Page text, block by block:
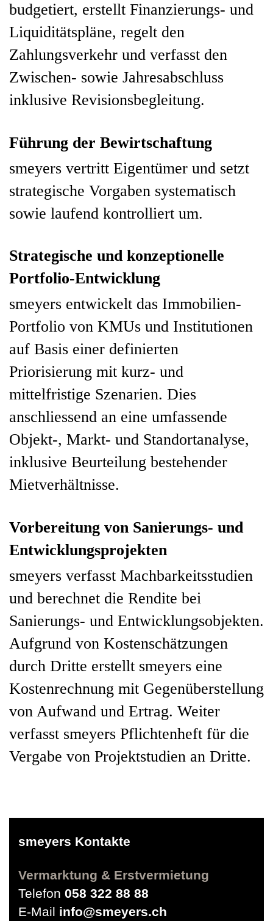
budgetiert, erstellt Finanzierungs- und
Liquiditätspläne, regelt den
Zahlungsverkehr und verfasst den
Zwischen- sowie Jahresabschluss
inklusive Revisionsbegleitung.
Führung der Bewirtschaftung
smeyers vertritt Eigentümer und setzt
strategische Vorgaben systematisch
sowie laufend kontrolliert um.
Strategische und konzeptionelle
Portfolio-Entwicklung
smeyers entwickelt das Immobilien-
Portfolio von KMUs und Institutionen
auf Basis einer definierten
Priorisierung mit kurz- und
mittelfristige Szenarien. Dies
anschliessend an eine umfassende
Objekt-, Markt- und Standortanalyse,
inklusive Beurteilung bestehender
Mietverhältnisse.
Vorbereitung von Sanierungs- und
Entwicklungsprojekten
smeyers verfasst Machbarkeitsstudien
und berechnet die Rendite bei
Sanierungs- und Entwicklungsobjekten.
Aufgrund von Kostenschätzungen
durch Dritte erstellt smeyers eine
Kostenrechnung mit Gegenüberstellung
von Aufwand und Ertrag. Weiter
verfasst smeyers Pflichtenheft für die
Vergabe von Projektstudien an Dritte.
smeyers Kontakte
Vermarktung & Erstvermietung
Telefon 058 322 88 88
E-Mail info@smeyers.ch